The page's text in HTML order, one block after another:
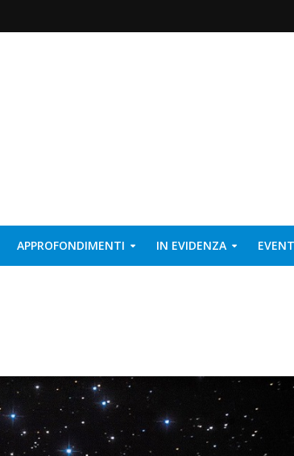
APPROFONDIMENTI IN EVIDENZA